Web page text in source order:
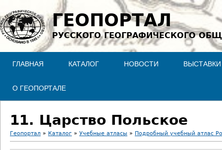
Jump to navigation
ГЕОПОРТАЛ
РУССКОГО ГЕОГРАФИЧЕСКОГО
ГЛАВНАЯ КАТАЛОГ НОВОСТИ ВЫСТАВКИ
О ГЕОПОРТАЛЕ
11. Царство Польское
Геопортал » Каталог » Учебные атласы » Подробный учебный атлас